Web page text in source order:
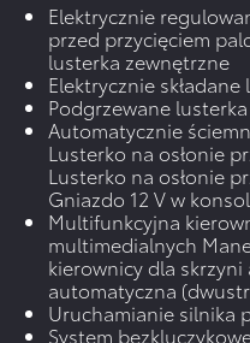
Elektrycznie
przed przycięciem
lusterka zewnętrzne
Elektrycznie
Podgrzewane
Automatycznie
Lusterko na osłonie
Lusterko na osłonie
Gniazdo 12 V w
Multifunkcyjna
multimedialnych
kierownicy dla
automatyczna
Uruchamianie silnika
System